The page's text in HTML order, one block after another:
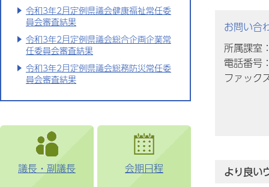
令和3年2月定例県議会健康福祉常任委
員会審査結果
令和3年2月定例県議会総合企画企業常
任委員会審査結果
令和3年2月定例県議会総務防災常任委
員会審査結果
議長・副議長 会期日程
お問い合
所属課室
電話番
ファッ
より良い